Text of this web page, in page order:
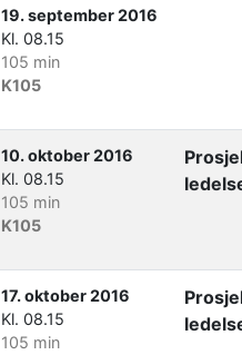
19. september 2016
Kl. 08.15
105 min
K105
10. oktober 2016
Kl. 08.15
105 min
K105
17. oktober 2016
Kl. 08.15
105 min